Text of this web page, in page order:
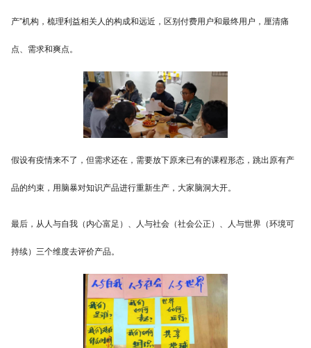
产”机构，梳理利益相关人的构成和远近，区别付费用户和最终用户，厘清痛
点、需求和爽点。
假设有疫情来不了，但需求还在，需要放下原来已有的课程形态，跳出原有产
品的约束，用脑暴对知识产品进行重新生产，大家脑洞大开。
最后，从人与自我（内心富足）、人与社会（社会公正）、人与世界（环境可
持续）三个维度去评价产品。